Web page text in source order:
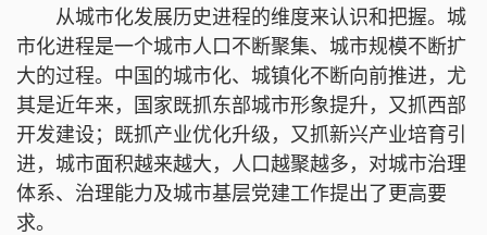
从城市化发展历史进程的维度来认识和把握。城
市化进程是一个城市人口不断聚集、城市规模不断扩
大的过程。中国的城市化、城镇化不断向前推进，尤
其是近年来，国家既抓东部城市形象提升，又抓西部
开发建设；既抓产业优化升级，又抓新兴产业培育引
进，城市面积越来越大，人口越聚越多，对城市治理
体系、治理能力及城市基层党建工作提出了更高要
求。